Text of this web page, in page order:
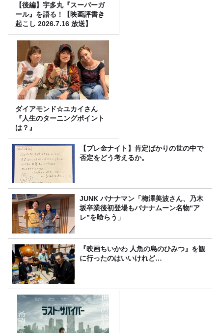
【後編】宇多丸『スーパーガ
ール』を語る！【映画評書き
起こし 2026.7.16 放送】
ダイアモンド☆ユカイさん
『人生のターニングポイント
は？』
【プレ金ナイト】肯定ばかりの世の中で
否定をどう考えるか。
JUNK バナナマン「梅澤美波さん、乃木
坂卒業後初登場もバナナムーン名物“ア
レ”を喰らう」
『映画ちいかわ 人魚の島のひみつ』を観
に行ったのはいいけれど…